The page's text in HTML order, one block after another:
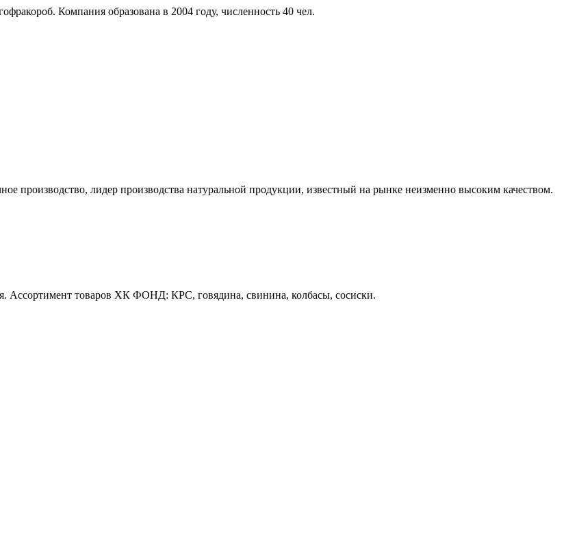
Компания образована в 2004 году, численность 40 чел.
производство, лидер производства натуральной продукции, известный на рынке неизменно высоким качеством.
Ассортимент товаров ХК ФОНД: КРС, говядина, свинина, колбасы, сосиски.